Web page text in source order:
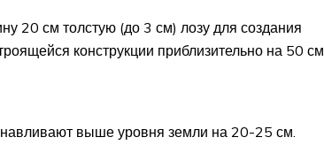
20 см толстую (до 3 см) лозу для создания
конструкции приблизительно на 50 см
выше уровня земли на 20-25 см.